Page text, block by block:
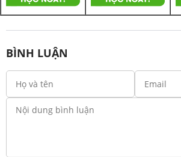
BÌNH LUẬN